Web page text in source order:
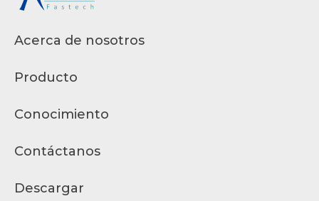
Acerca de nosotros
Producto
Conocimiento
Contáctanos
Descargar